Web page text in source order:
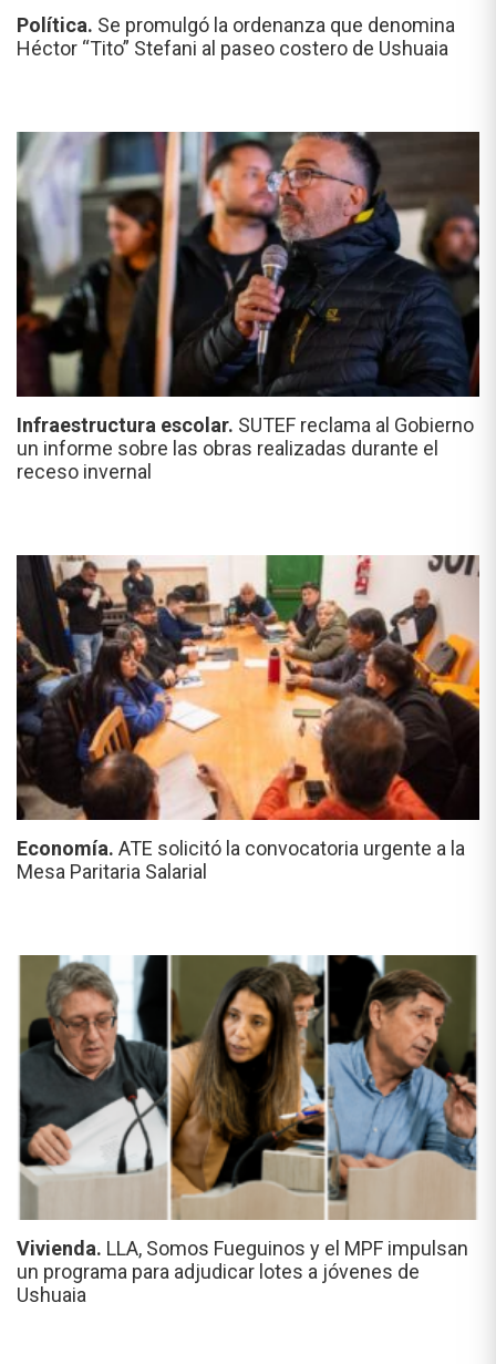
Política. Se promulgó la ordenanza que denomina
Héctor “Tito” Stefani al paseo costero de Ushuaia
Infraestructura escolar. SUTEF reclama al Gobierno
un informe sobre las obras realizadas durante el
receso invernal
Economía. ATE solicitó la convocatoria urgente a la
Mesa Paritaria Salarial
Vivienda. LLA, Somos Fueguinos y el MPF impulsan
un programa para adjudicar lotes a jóvenes de
Ushuaia